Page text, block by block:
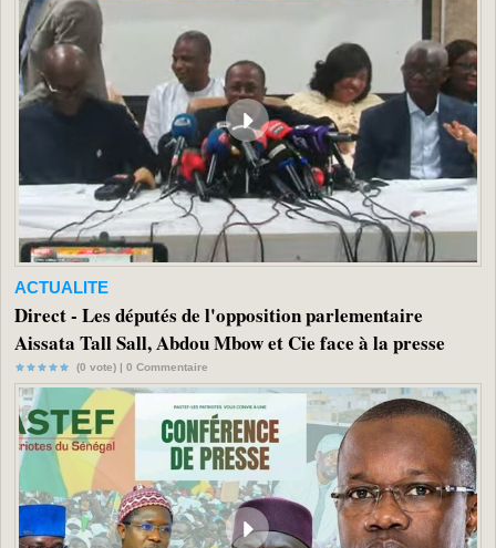
ACTUALITE
Direct - Les députés de l'opposition parlementaire
Aissata Tall Sall, Abdou Mbow et Cie face à la presse
(0 vote) | 0 Commentaire